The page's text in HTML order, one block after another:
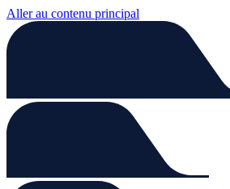
Aller au contenu principal